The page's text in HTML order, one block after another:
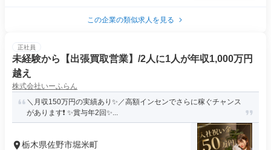
この企業の類似求人を見る
正社員
未経験から【出張買取営業】/2人に1人が年収1,000万円
越え
株式会社いーふらん
＼月収150万円の実績あり✨／高額インセンでさらに稼ぐチャンス
があります❗ ✨賞与年2回✨...
栃木県佐野市堀米町